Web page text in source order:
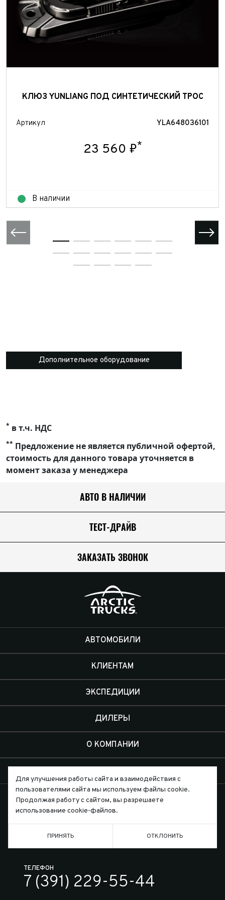
КЛЮЗ YUNLIANG ПОД СИНТЕТИЧЕСКИЙ ТРОС
Артикул YLA648036101
23 560 ₽*
В наличии
Дополнительное оборудование
* в т.ч. НДС
** Предложение не является публичной офертой,
стоимость для данного товара уточняется в
момент заказа у менеджера
АВТО В НАЛИЧИИ
ТЕСТ-ДРАЙВ
ЗАКАЗАТЬ ЗВОНОК
АВТОМОБИЛИ
КЛИЕНТАМ
ЭКСПЕДИЦИИ
ДИЛЕРЫ
О КОМПАНИИ
ТЕЛЕФОН
7 (391) 229-55-44
Для улучшения работы сайта и взаимодействия с
пользователями сайта мы используем файлы cookie.
Продолжая работу с сайтом, вы разрешаете
использование cookie-файлов.
ПРИНЯТЬ ОТКЛОНИТЬ